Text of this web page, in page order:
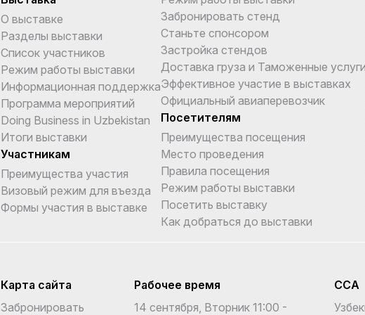
О выставке
Разделы выставки
Список участников
Режим работы выставки
Информационная поддержка
Программа мероприятий
Doing Business in Uzbekistan
Итоги выставки
Участникам
Преимущества участия
Визовый режим для въезда
Формы участия в выставке
Забронировать стенд
Станьте спонсором
Застройка стендов
Доставка груза и Таможенные услуги
Эффективное участие в выставках
Официальный авиаперевозчик
Посетителям
Преимущества посещения
Место проведения
Правила посещения
Режим работы выставки
Посетить выставку
Как добраться до выставки
Карта сайта
Забронировать
Рабочее время
14 сентября, Вторник 11:00 -
CCA